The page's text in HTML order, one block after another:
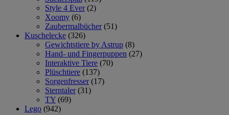
Style 4 Ever (2)
Xoomy (6)
Zaubermalbücher (51)
Kuschelecke (326)
Gewichtstiere by Astrup (8)
Hand- und Fingerpuppen (27)
Interaktive Tiere (70)
Plüschtiere (137)
Sorgenfresser (17)
Sterntaler (31)
TY (69)
Lego (942)